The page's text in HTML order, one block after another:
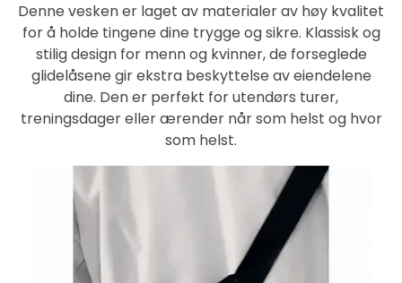
Denne vesken er laget av materialer av høy kvalitet
for å holde tingene dine trygge og sikre. Klassisk og
stilig design for menn og kvinner, de forseglede
glidelåsene gir ekstra beskyttelse av eiendelene
dine. Den er perfekt for utendørs turer,
treningsdager eller ærender når som helst og hvor
som helst.